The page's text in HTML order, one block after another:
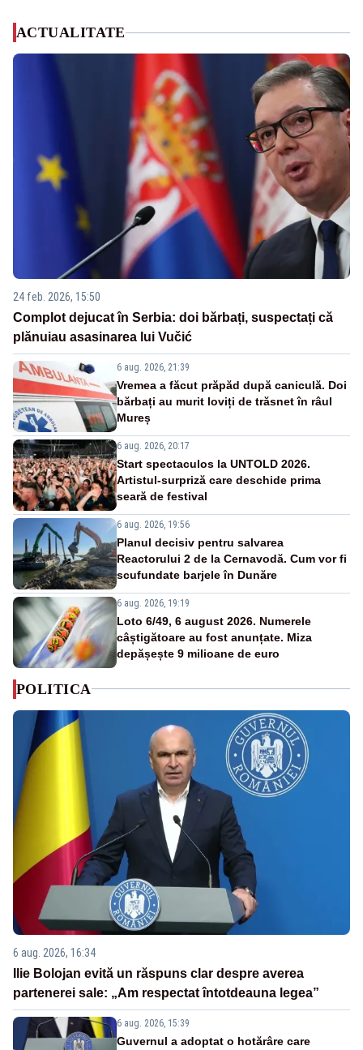
ACTUALITATE
24 feb. 2026, 15:50
Complot dejucat în Serbia: doi bărbați, suspectați că
plănuiau asasinarea lui Vučić
6 aug. 2026, 21:39
Vremea a făcut prăpăd după caniculă. Doi
bărbați au murit loviți de trăsnet în râul
Mureș
6 aug. 2026, 20:17
Start spectaculos la UNTOLD 2026.
Artistul-surpriză care deschide prima
seară de festival
6 aug. 2026, 19:56
Planul decisiv pentru salvarea
Reactorului 2 de la Cernavodă. Cum vor fi
scufundate barjele în Dunăre
6 aug. 2026, 19:19
Loto 6/49, 6 august 2026. Numerele
câștigătoare au fost anunțate. Miza
depășește 9 milioane de euro
POLITICA
6 aug. 2026, 16:34
Ilie Bolojan evită un răspuns clar despre averea
partenerei sale: „Am respectat întotdeauna legea”
6 aug. 2026, 15:39
Guvernul a adoptat o hotărâre care